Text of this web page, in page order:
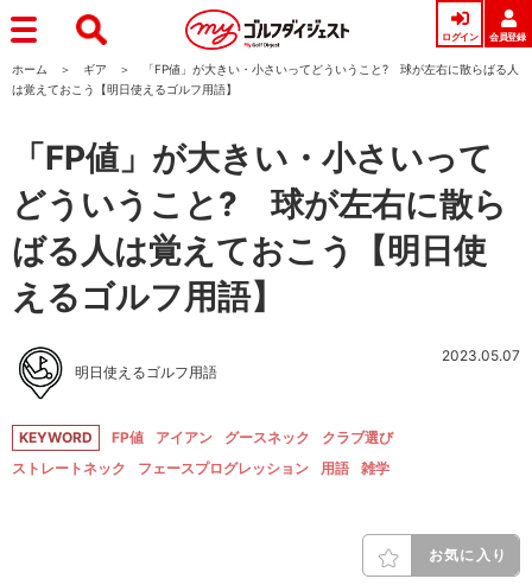
ログイン 会員登録
ホーム ギア
「FP値」が大きい・小さいってどういうこと? 球が左右に散らばる人
は覚えておこう【明日使えるゴルフ用語】
「FP値」が大きい・小さいって
どういうこと? 球が左右に散ら
ばる人は覚えておこう【明日使
えるゴルフ用語】
明日使えるゴルフ用語
2023.05.07
KEYWORD FP値 アイアン グースネック
クラブ選び
ストレートネック
フェースプログレッション 用語 雑学
お気に入り